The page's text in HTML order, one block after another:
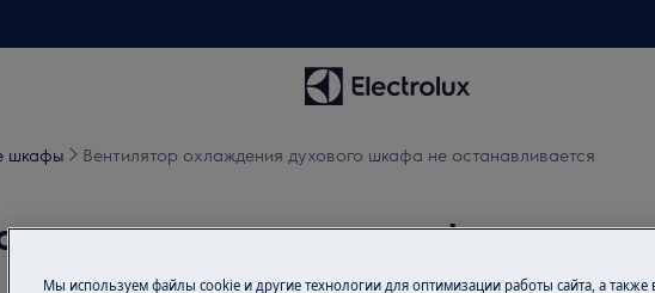
шкафы Вентилятор охлаждения духового шкафа не останавливается
духового шкафа не
Мы используем файлы cookie и другие технологии для оптимизации работы сайта, а